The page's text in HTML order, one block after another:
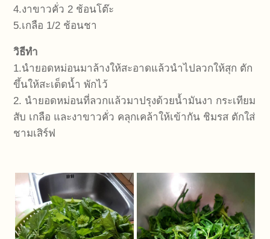
4.งาขาวคั่ว 2 ช้อนโต๊ะ
5.เกลือ 1/2 ช้อนชา
วิธีทำ
1.นำยอดหม่อนมาล้างให้สะอาดแล้วนำไปลวกให้สุก ตัก
ขึ้นให้สะเด็ดน้ำ พักไว้
2. นำยอดหม่อนที่ลวกแล้วมาปรุงด้วยน้ำมันงา กระเทียม
สับ เกลือ และงาขาวคั่ว คลุกเคล้าให้เข้ากัน ชิมรส ตักใส่
ชามเสิร์ฟ